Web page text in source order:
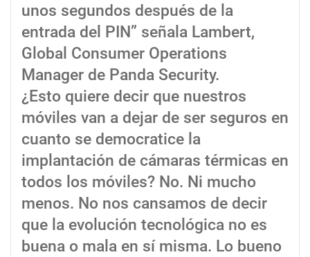
unos segundos después de la
entrada del PIN” señala Lambert,
Global Consumer Operations
Manager de Panda Security.
¿Esto quiere decir que nuestros
móviles van a dejar de ser seguros en
cuanto se democratice la
implantación de cámaras térmicas en
todos los móviles? No. Ni mucho
menos. No nos cansamos de decir
que la evolución tecnológica no es
buena o mala en sí misma. Lo bueno